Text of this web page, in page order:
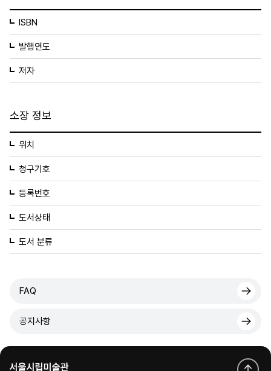
ISBN
발행연도
저자
소장 정보
위치
청구기호
등록번호
도서상태
도서 분류
FAQ
공지사항